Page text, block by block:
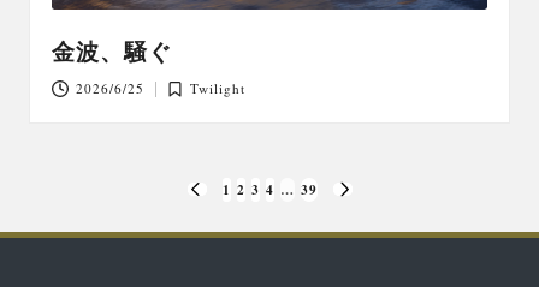
金波、騒ぐ
2026/6/25
Posted
Twilight
稿
PREVIOUS
1 2 3 4 … 39